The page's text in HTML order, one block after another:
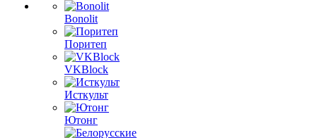
Bonolit
Поритеп
VKBlock
Исткульт
Ютонг